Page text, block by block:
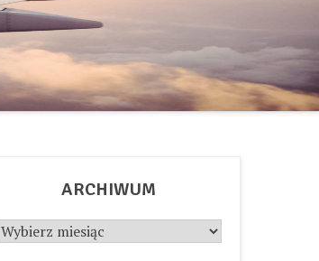
ARCHIWUM
Archiwum